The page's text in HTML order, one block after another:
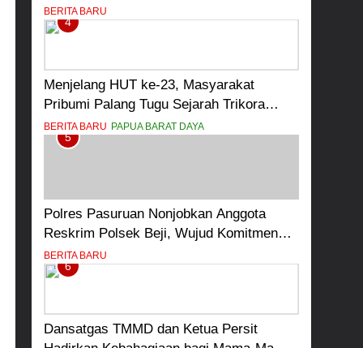
Program Rabu Berguru di Ponpes Dalwa
BERITA BARU
4
Menjelang HUT ke-23, Masyarakat
Pribumi Palang Tugu Sejarah Trikora
Teminabuan
BERITA BARU PAPUA BARAT DAYA
5
Polres Pasuruan Nonjobkan Anggota
Reskrim Polsek Beji, Wujud Komitmen
Transparansi Penanganan Dugaan
Penganiayaan
BERITA BARU
6
Dansatgas TMMD dan Ketua Persit